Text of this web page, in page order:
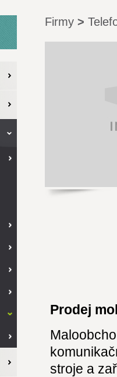
Firmy >
Prodej
stroje a